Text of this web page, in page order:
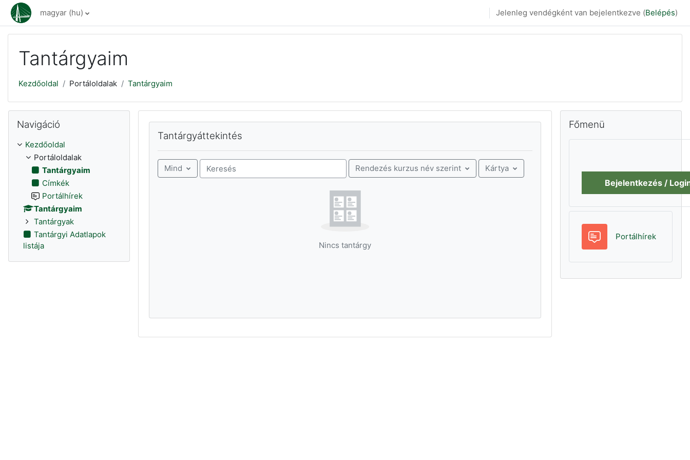
Tovább a fő tartalomhoz
magyar ‎(hu)‎ Jelenleg vendégként van bejelentkezve (Belépés)
Tantárgyaim
Kezdőoldal Portáloldalak Tantárgyaim
Tantárgyáttekintés
Mind
Kurzusok keresése Rendezés kurzus név szerint Kártya
Nincs tantárgy
Navigáció
Kezdőoldal
Portáloldalak
Tantárgyaim
Címkék
Portálhírek
Tantárgyaim
Tantárgyak
Tantárgyi Adatlapok
listája
Főmenü
Bejelentkezés /
PortálhírekFórum